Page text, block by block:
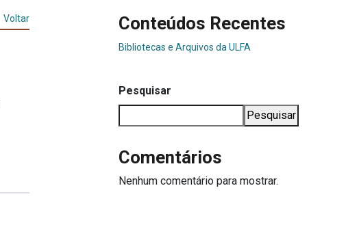
Voltar Conteúdos Recentes
Bibliotecas e Arquivos da ULFA
Pesquisar
Pesquisar
Comentários
Nenhum comentário para mostrar.